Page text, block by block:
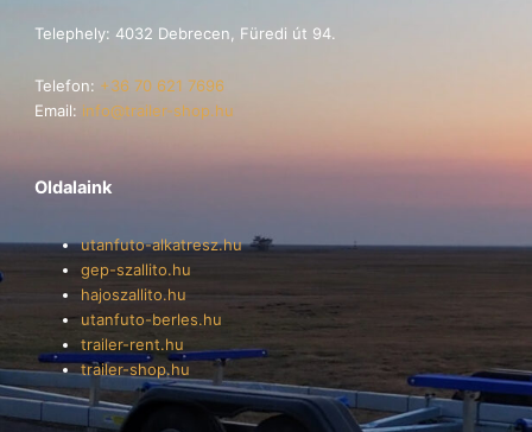
Telephely: 4032 Debrecen, Füredi út 94.
Telefon: +36 70 621 7696
Email: info@trailer-shop.hu
Oldalaink
utanfuto-alkatresz.hu
gep-szallito.hu
hajoszallito.hu
utanfuto-berles.hu
trailer-rent.hu
trailer-shop.hu